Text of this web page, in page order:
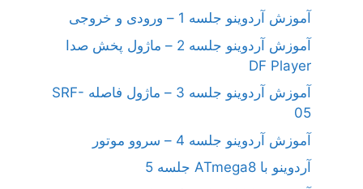
آموزش آردوینو جلسه 1 – ورودی و خروجی
آموزش آردوینو جلسه 2 – ماژول پخش صدا
DF Player
آموزش آردوینو جلسه 3 – ماژول فاصله SRF-
05
آموزش آردوینو جلسه 4 – سروو موتور
آردوینو با ATmega8 جلسه 5